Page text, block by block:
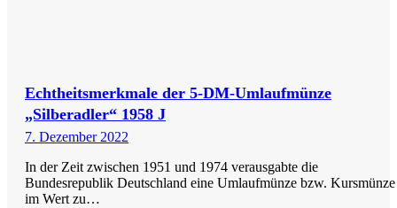
Echtheitsmerkmale der 5-DM-Umlaufmünze
„Silberadler“ 1958 J
7. Dezember 2022
In der Zeit zwischen 1951 und 1974 verausgabte die
Bundesrepublik Deutschland eine Umlaufmünze bzw. Kursmünze
im Wert zu…